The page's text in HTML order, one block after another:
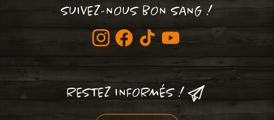
SUIVEZ-NOUS BON SANG !
RESTEZ INFORMÉS !